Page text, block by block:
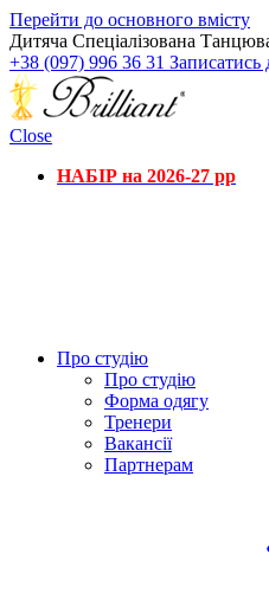
Перейти до основного вмісту
Дитяча Спеціалізована
+38 (097) 996 36 31 Записатись
Close
НАБІР на 2026-27 рр
Про студію
Про студію
Форма одягу
Тренери
Вакансії
Партнерам